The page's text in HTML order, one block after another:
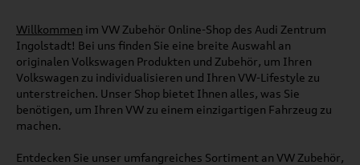
Willkommen im VW Zubehör Online-Shop des Audi Zentrum
Ingolstadt! Bei uns finden Sie eine breite Auswahl an
originalen Volkswagen Produkten und Zubehör, um Ihren
Volkswagen zu individualisieren und Ihren VW-Lifestyle zu
unterstreichen. Unser Shop bietet Ihnen alles, was Sie
benötigen, um Ihren VW zu einem einzigartigen Fahrzeug zu
machen.
Entdecken Sie unser umfangreiches Sortiment an VW Zubehör,